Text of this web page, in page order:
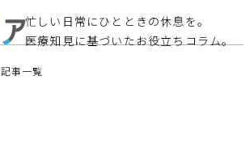
忙しい日常にひとときの休息を。
医療知見に基づいたお役立ちコラム。
記事一覧